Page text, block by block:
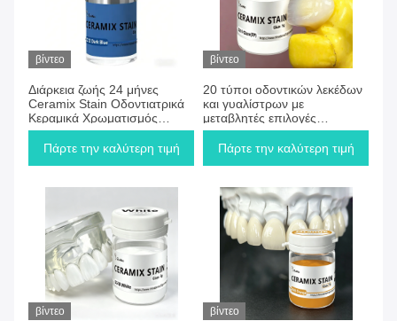
βίντεο
Διάρκεια ζωής 24 μήνες
Ceramix Stain Οδοντιατρικά
Κεραμικά Χρωματισμός
Προσφέροντας Επιλογές
Μεταβλητής Αδιαφάνειας
Πάρτε την καλύτερη τιμή
βίντεο
20 τύποι οδοντικών λεκέδων
και γυαλίστρων με
μεταβλητές επιλογές
οπτικότητας συμβατές με
διάφορες οδοντικές κεραμικές
Πάρτε την καλύτερη τιμή
βίντεο βίντεο